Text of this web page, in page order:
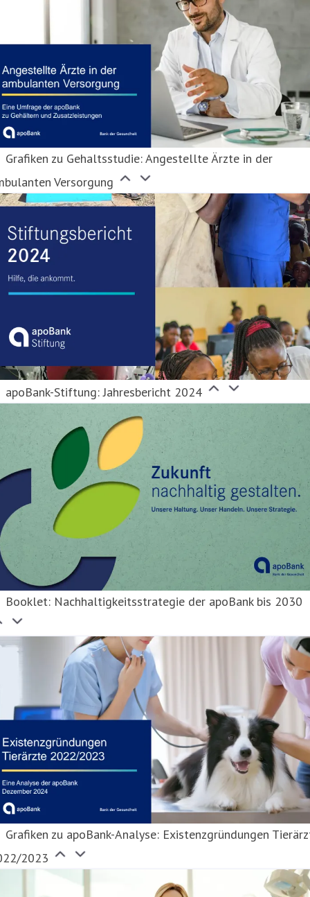
Grafiken zu Gehaltsstudie: Angestellte Ärzte in der
Versorgung
apoBank-Stiftung: Jahresbericht 2024
Booklet: Nachhaltigkeitsstrategie der apoBank bis 2030
Grafiken zu apoBank-Analyse: Existenzgründungen
2023